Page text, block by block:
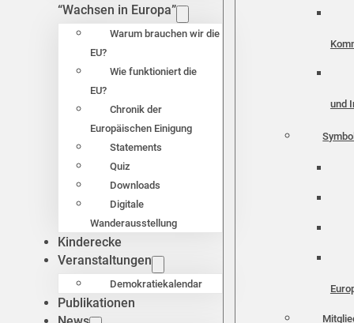
“Wachsen in Europa”
Warum brauchen wir die
EU?
Wie funktioniert die
EU?
Chronik der
Europäischen Einigung
Statements
Quiz
Downloads
Digitale
Wanderausstellung
Kinderecke
Veranstaltungen
Demokratiekalendar
Publikationen
und